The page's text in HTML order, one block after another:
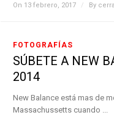
On 13 febrero, 2017 / By
FOTOGRAFÍAS
SÚBETE A NEW
2014
New Balance está mas de
Massachussetts cuando ...